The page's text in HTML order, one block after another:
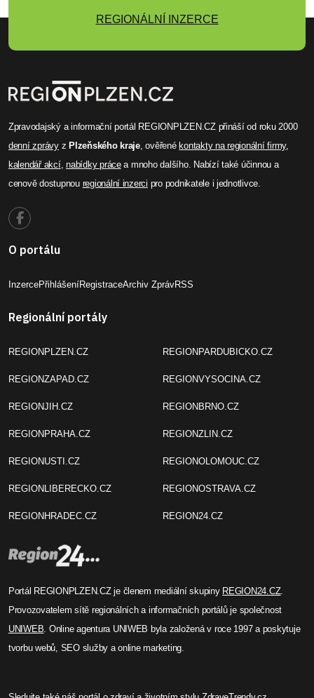
REGIONÁLNÍ INZERCE
Zpravodajský a informační portál REGIONPLZEN.CZ přináší od roku 2000
denní zprávyzPlzeňského kraje, ověřenékontakty na regionální firmy,
kalendář akcí,nabídky prácea mnoho dalšího. Nabízí také účinnou a
cenově dostupnou regionální inzerci pro podnikatele i jednotlivce.
O portálu
InzercePřihlášeníRegistraceArchiv ZprávRSS
Regionální portály
REGIONPLZEN.CZ
REGIONZAPAD.CZ
REGIONJIH.CZ
REGIONPRAHA.CZ
REGIONUSTI.CZ
REGIONLIBERECKO.CZ
REGIONHRADEC.CZ
REGIONPARDUBICKO.CZ
REGIONVYSOCINA.CZ
REGIONBRNO.CZ
REGIONZLIN.CZ
REGIONOLOMOUC.CZ
REGIONOSTRAVA.CZ
REGION24.CZ
Portál REGIONPLZEN.CZ je členem mediální skupiny REGION24.CZ.
Provozovatelem sítě regionálních a informačních portálů je společnost
UNIWEB . Online agentura UNIWEB byla založená v roce 1997 a poskytuje
tvorbu webů, SEO služby a online marketing.